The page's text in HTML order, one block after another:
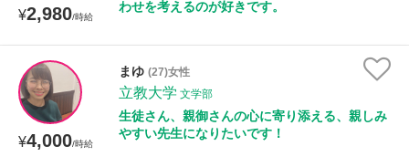
¥2,980/時給
わせを考えるのが好きです。
¥4,000/時給
まゆ (27)女性
立教大学 文学部
生徒さん、親御さんの心に寄り添える、親しみ
やすい先生になりたいです！